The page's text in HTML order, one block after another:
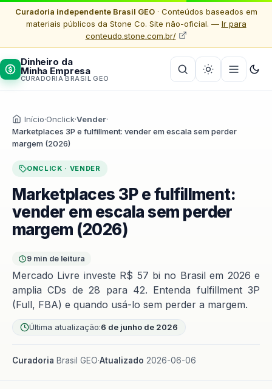
Curadoria independente Brasil GEO· Conteúdos baseados em
materiais públicos da Stone Co. Site não-oficial. — Ir para
conteudo.stone.com.br/
Dinheiro da
Minha Empresa
CURADORIA BRASIL GEO
Início·Onclick·Vender·
Marketplaces 3P e fulfillment: vender em escala sem perder
margem (2026)
ONCLICK · VENDER
Marketplaces 3P e fulfillment:
vender em escala sem perder
margem (2026)
9 min de leitura
Mercado Livre investe R$ 57 bi no Brasil em 2026 e
amplia CDs de 28 para 42. Entenda fulfillment 3P
(Full, FBA) e quando usá-lo sem perder a margem.
Última atualização:6 de junho de 2026
Curadoria Brasil GEO·Atualizado 2026-06-06